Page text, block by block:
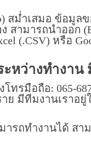
สม่ำเสมอ ข้อมู
สามารถนำออก
(.CSV) หรือ
หว่างทำงาน
รมือถือ: 065-
ย มีทีมงานเราอ
รถทำงานได้ สา